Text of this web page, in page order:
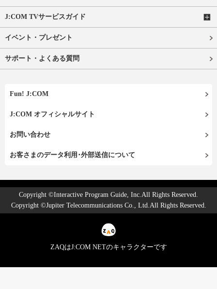
J:COM TVサービスガイド
イベント・プレゼント
サポート・よくある質問
Fun! J:COM
J:COM オフィシャルサイト
お問い合わせ
お客さまのデータ利用･外部送信について
Copyright ©Interactive Program Guide, Inc.All Rights Reserved.
Copyright ©Jupiter Telecommunications Co., Ltd.All Rights Reserved.
ZAQはJ:COM NETのキャラクターです